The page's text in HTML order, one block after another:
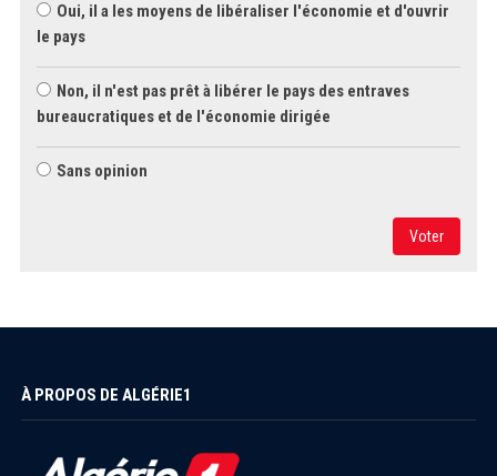
Oui, il a les moyens de libéraliser l'économie et d'ouvrir
le pays
Non, il n'est pas prêt à libérer le pays des entraves
bureaucratiques et de l'économie dirigée
Sans opinion
Voter
À PROPOS DE ALGÉRIE1